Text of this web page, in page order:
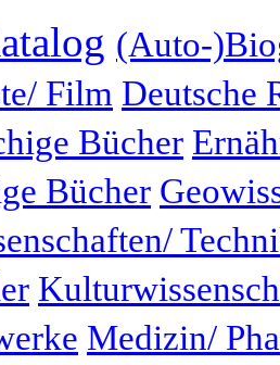
(Auto-
Film Deutsche
Bücher
Bücher
Medizin/